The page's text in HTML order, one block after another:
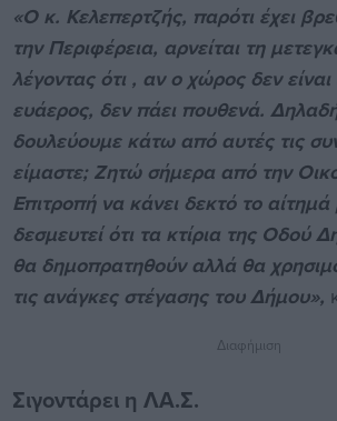
«Ο κ. Κελεπερτζής, παρότι έχει
την Περιφέρεια, αρνείται τη
λέγοντας ότι , αν ο χώρος δεν είναι
ευάερος, δεν πάει πουθενά.
δουλεύουμε κάτω από αυτές τις
είμαστε; Ζητώ σήμερα από την
Επιτροπή να κάνει δεκτό το
δεσμευτεί ότι τα κτίρια της Οδού
θα δημοπρατηθούν αλλά θα
τις ανάγκες στέγασης του Δήμου»,
Διαφήμιση
Σιγοντάρει η ΛΑ.Σ.